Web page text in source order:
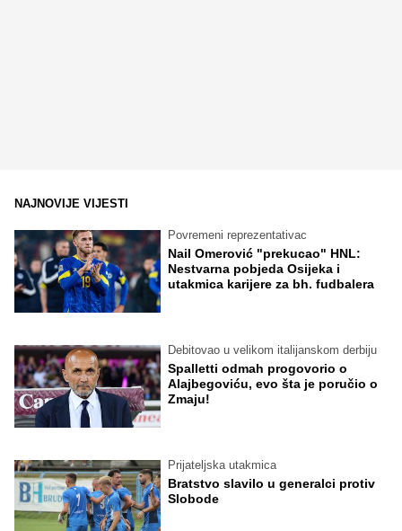
NAJNOVIJE VIJESTI
Povremeni reprezentativac
Nail Omerović "prekucao" HNL:
Nestvarna pobjeda Osijeka i
utakmica karijere za bh. fudbalera
Debitovao u velikom italijanskom derbiju
Spalletti odmah progovorio o
Alajbegoviću, evo šta je poručio o
Zmaju!
Prijateljska utakmica
Bratstvo slavilo u generalci protiv
Slobode